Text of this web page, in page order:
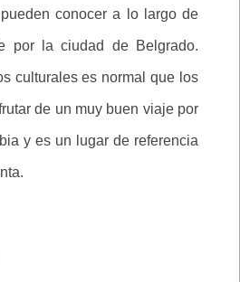
conocer a lo largo de
por la ciudad de Belgrado.
culturales es normal que los
de un muy buen viaje por
y es un lugar de referencia